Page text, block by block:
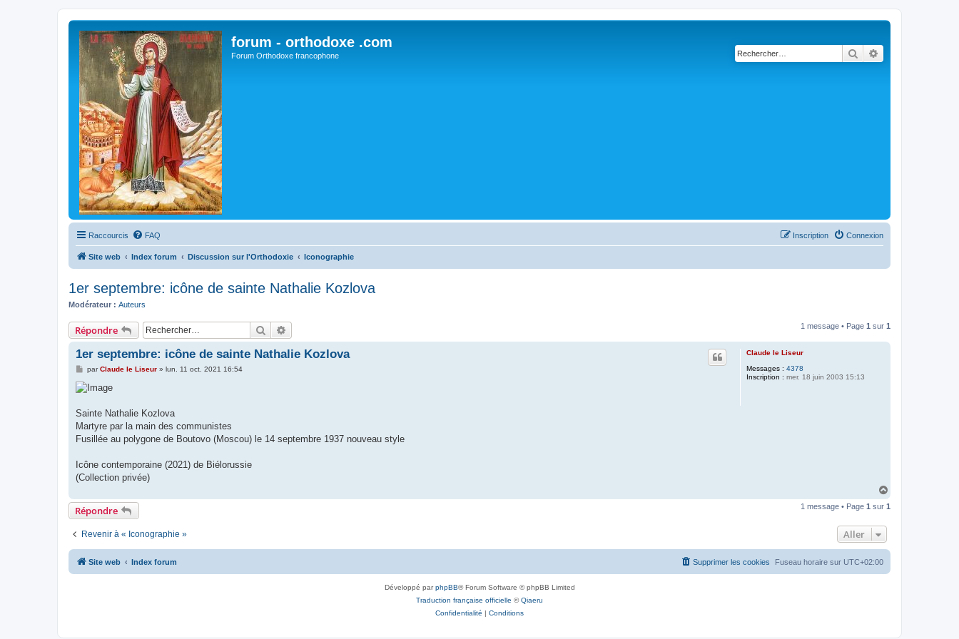
forum - orthodoxe .com
Forum Orthodoxe francophone Rechercher
Raccourcis FAQ Connexion
Inscription
Site web Index forum Discussion sur l'Orthodoxie Iconographie
1er septembre: icône de sainte Nathalie Kozlova
Modérateur : Auteurs
Répondre Rechercher 1 message • Page 1 sur 1
Claude le Liseur
Messages : 4378
Inscription : mer. 18 juin 2003 15:13
1er septembre: icône de sainte Nathalie Kozlova
M
s
s
g
parClaude le Liseur» lun. 11 oct. 2021 16:54
Sainte Nathalie Kozlova
Martyre par la main des communistes
Fusillée au polygone de Boutovo (Moscou) le 14 septembre 1937 nouveau style
Icône contemporaine (2021) de Biélorussie
(Collection privée)
u
Répondre 1 message • Page 1 sur 1
Revenir à « Iconographie » Aller
Site web Index forum Fuseau horaire sur UTC+02:00
Supprimer les cookies
Développé parphpBB® Forum Software © phpBB Limited
Traduction française officielle ©Qiaeru
Confidentialité | Conditions